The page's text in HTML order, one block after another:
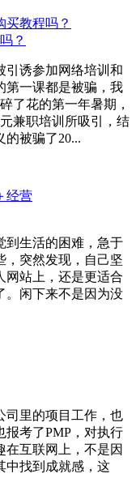
？
引诱参加网络培训和
第一课都是被骗，我
了花的第一年暑期，
兼职培训所吸引，结
的被骗了20...
生活的困难，急于
，突然发现，自己坚
网站上，还是更适合
。闲下来不是因为没
里的项目工作，也
报考了PMP，对执行
在互联网上，不是因
中找到成就感，这